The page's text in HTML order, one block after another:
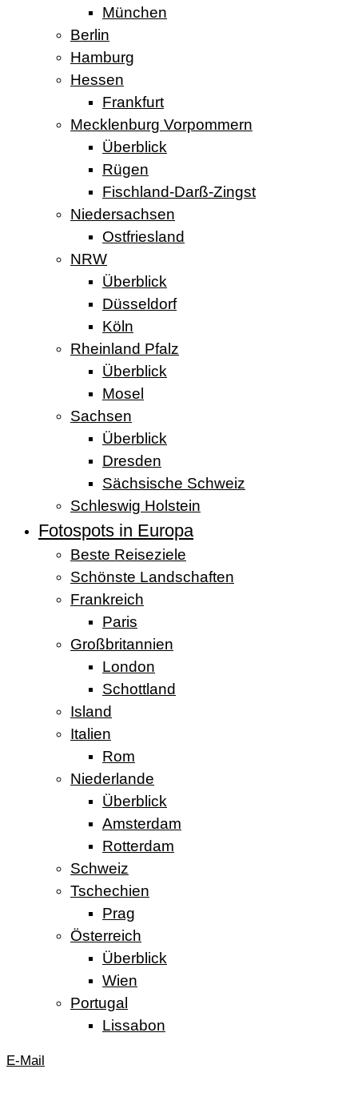
München
Berlin
Hamburg
Hessen
Frankfurt
Mecklenburg Vorpommern
Überblick
Rügen
Fischland-Darß-Zingst
Niedersachsen
Ostfriesland
NRW
Überblick
Düsseldorf
Köln
Rheinland Pfalz
Überblick
Mosel
Sachsen
Überblick
Dresden
Sächsische Schweiz
Schleswig Holstein
Fotospots in Europa
Beste Reiseziele
Schönste Landschaften
Frankreich
Paris
Großbritannien
London
Schottland
Island
Italien
Rom
Niederlande
Überblick
Amsterdam
Rotterdam
Schweiz
Tschechien
Prag
Österreich
Überblick
Wien
Portugal
Lissabon
E-Mail